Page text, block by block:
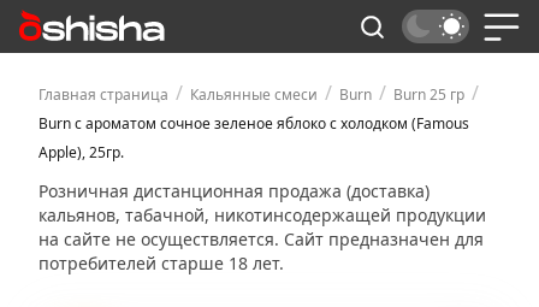
Главная страница / Кальянные смеси / Burn / Burn 25 гр /
Burn с ароматом сочное зеленое яблоко с холодком (Famous
Apple), 25гр.
Розничная дистанционная продажа (доставка)
кальянов, табачной, никотинсодержащей продукции
на сайте не осуществляется. Сайт предназначен для
потребителей старше 18 лет.